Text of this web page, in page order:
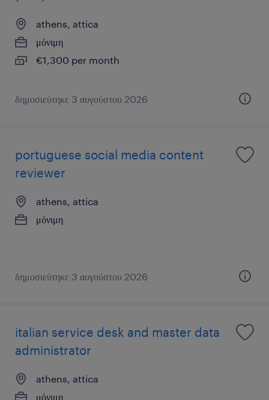
athens, attica
μόνιμη
€1,300 per month
δημοσιεύτηκε 3 αυγούστου 2026
portuguese social media content
reviewer
athens, attica
μόνιμη
δημοσιεύτηκε 3 αυγούστου 2026
italian service desk and master data
administrator
athens, attica
μόνιμη